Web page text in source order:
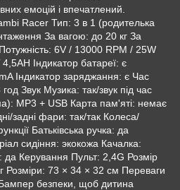
емоцій і впечатлений.
Racer Тип: 3 в 1 (родителька
За вагою: до 20 кг За
6V / 13000 RPM / 25W
Індикатор батареї: є
Індикатор заряджання: є Час
Звук Музика: так/звук під час
MP3 + USB Карта пам'яті: немає
задні фари: так/так Колеса/
Батьківська ручка: да
сидіння: экокожа Качалка:
Керування Пульт: 2,4G Розмір
Розміри: 73 × 34 × 32 см Переваги
Бампер безпеки, щоб дитина